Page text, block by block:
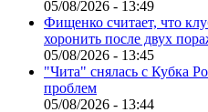
05/08/2026 - 13:49
Фищенко считает, что
хоронить после двух
05/08/2026 - 13:45
"Чита" снялась с Кубка
проблем
05/08/2026 - 13:44